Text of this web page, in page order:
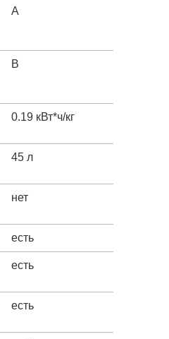
A
B
0.19 кВт*ч/кг
45 л
нет
есть
есть
есть